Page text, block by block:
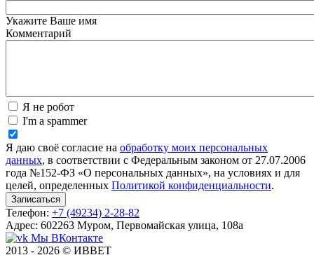
Укажите Ваше имя
Комментарий
Я не робот
I'm a spammer
Я даю своё согласие на обработку моих персональных
данных, в соответствии с Федеральным законом от 27.07.2006
года №152-ФЗ «О персональных данных», на условиях и для
целей, определенных Политикой конфиденциальности.
Телефон: +7 (49234) 2-28-82
Адрес: 602263 Муром, Первомайская улица, 108а
Мы ВКонтакте
2013 - 2026 © ИВВЕТ